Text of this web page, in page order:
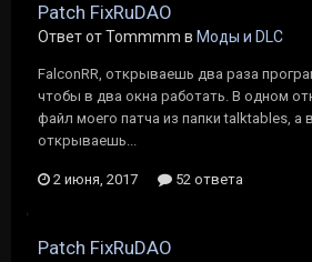
Patch FixRuDAO
Ответ от Tommmm в Моды и DLC
FalconRR, открываешь два раза
чтобы в два окна работать. В одном
файл моего патча из папки talktables, а
открываешь...
2 июня, 2017 52 ответа
Patch FixRuDAO